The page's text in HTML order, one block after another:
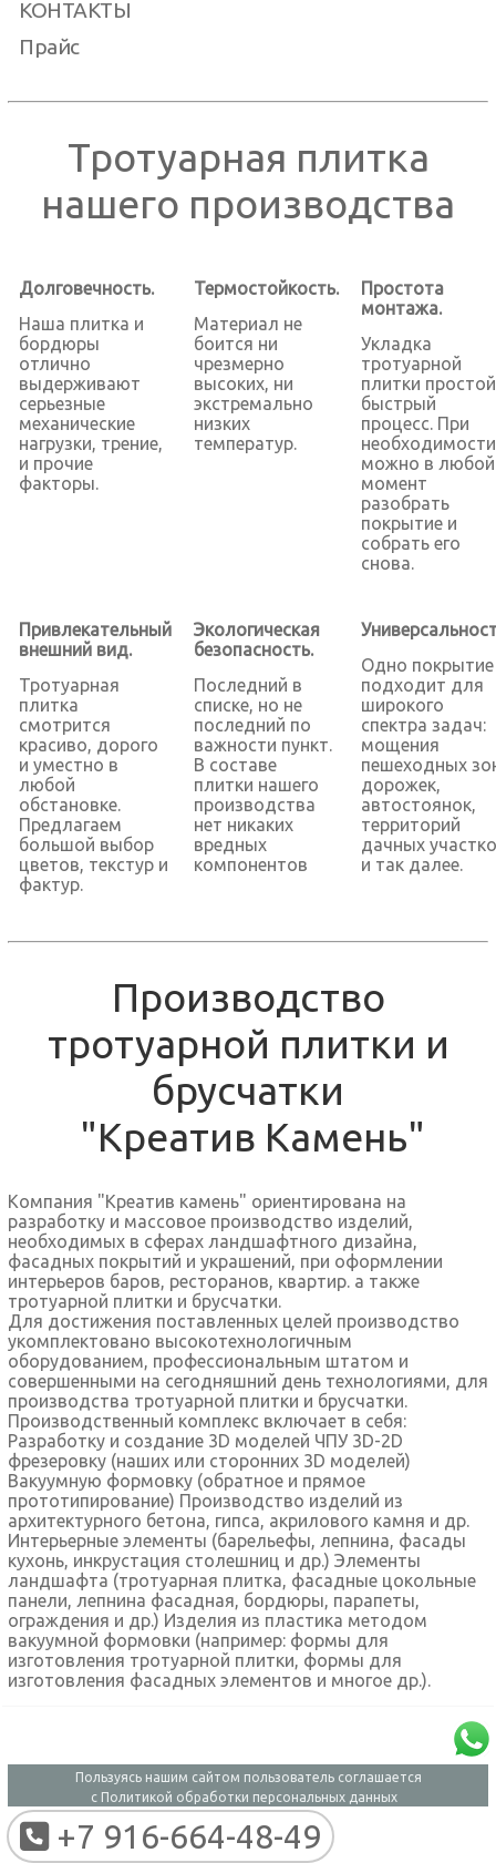
КОНТАКТЫ
Прайс
Тротуарная плитка
нашего производства
Долговечность.
Наша плитка и
бордюры
отлично
выдерживают
серьезные
механические
нагрузки, трение,
и прочие
факторы.
Термостойкость.
Материал не
боится ни
чрезмерно
высоких, ни
экстремально
низких
температур.
Простота
монтажа.
Укладка
тротуарной
плитки
быстрый
процесс. При
необходимости
можно в любой
момент
разобрать
покрытие и
собрать его
снова.
Привлекательный
внешний вид.
Тротуарная
плитка
смотрится
красиво, дорого
и уместно в
любой
обстановке.
Предлагаем
большой выбор
цветов, текстур и
фактур.
Экологическая
безопасность.
Последний в
списке, но не
последний по
важности пункт.
В составе
плитки нашего
производства
нет никаких
вредных
компонентов
Одно покрытие
подходит для
широкого
спектра задач:
мощения
пешеходных
дорожек,
автостоянок,
территорий
дачных
и так далее.
Производство
тротуарной плитки и
брусчатки
"Креатив Камень"
Компания "Креатив камень" ориентирована на
разработку и массовое производство изделий,
необходимых в сферах ландшафтного дизайна,
фасадных покрытий и украшений, при оформлении
интерьеров баров, ресторанов, квартир. а также
тротуарной плитки и брусчатки.
Для достижения поставленных целей производство
укомплектовано высокотехнологичным
оборудованием, профессиональным штатом и
совершенными на сегодняшний день технологиями, для
производства тротуарной плитки и брусчатки.
Производственный комплекс включает в себя:
Разработку и создание 3D моделей ЧПУ 3D-2D
фрезеровку (наших или сторонних 3D моделей)
Вакуумную формовку (обратное и прямое
прототипирование) Производство изделий из
архитектурного бетона, гипса, акрилового камня и др.
Интерьерные элементы (барельефы, лепнина, фасады
кухонь, инкрустация столешниц и др.) Элементы
ландшафта (тротуарная плитка, фасадные цокольные
панели, лепнина фасадная, бордюры, парапеты,
ограждения и др.) Изделия из пластика методом
вакуумной формовки (например: формы для
изготовления тротуарной плитки, формы для
изготовления фасадных элементов и многое др.).
Пользуясь нашим сайтом пользователь соглашается
с Политикой обработки персональных данных
+7 916-664-48-49